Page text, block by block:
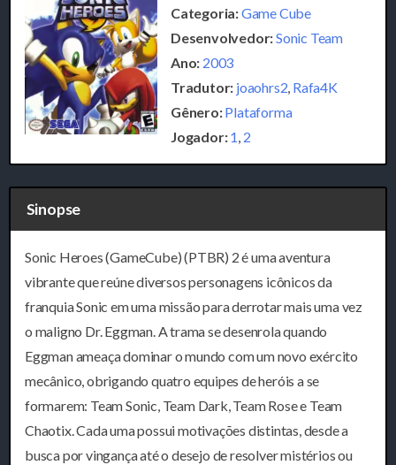
Categoria:Game Cube
Desenvolvedor:Sonic Team
Ano: 2003
Tradutor: joaohrs2 Rafa4K
Gênero:Plataforma
Jogador:1 2
Sinopse
Sonic Heroes (GameCube) (PTBR) 2 é uma aventura
vibrante que reúne diversos personagens icônicos da
franquia Sonic em uma missão para derrotar mais uma vez
o maligno Dr. Eggman. A trama se desenrola quando
Eggman ameaça dominar o mundo com um novo exército
mecânico, obrigando quatro equipes de heróis a se
formarem: Team Sonic, Team Dark, Team Rose e Team
Chaotix. Cada uma possui motivações distintas, desde a
busca por vingança até o desejo de resolver mistérios ou